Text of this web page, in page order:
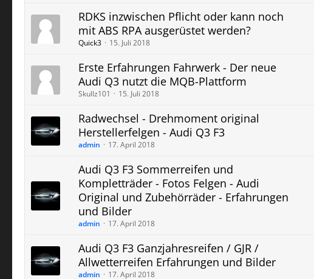
RDKS inzwischen Pflicht oder kann noch
mit ABS RPA ausgerüstet werden?
Quick3 15. Juli 2018
Erste Erfahrungen Fahrwerk - Der neue
Audi Q3 nutzt die MQB-Plattform
Skullz101 15. Juli 2018
Radwechsel - Drehmoment original
Herstellerfelgen - Audi Q3 F3
admin 17. April 2018
Audi Q3 F3 Sommerreifen und
Kompletträder - Fotos Felgen - Audi
Original und Zubehörräder - Erfahrungen
und Bilder
admin 17. April 2018
Audi Q3 F3 Ganzjahresreifen / GJR /
Allwetterreifen Erfahrungen und Bilder
admin 17. April 2018